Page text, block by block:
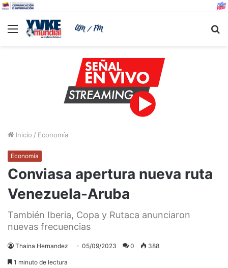
Menu
Inicio / Economía
Economía
Conviasa apertura nueva ruta
Venezuela-Aruba
También Iberia, Copa y Rutaca anunciaron
nuevas frecuencias
Thaina Hernandez 05/09/2023 0 388
1 minuto de lectura